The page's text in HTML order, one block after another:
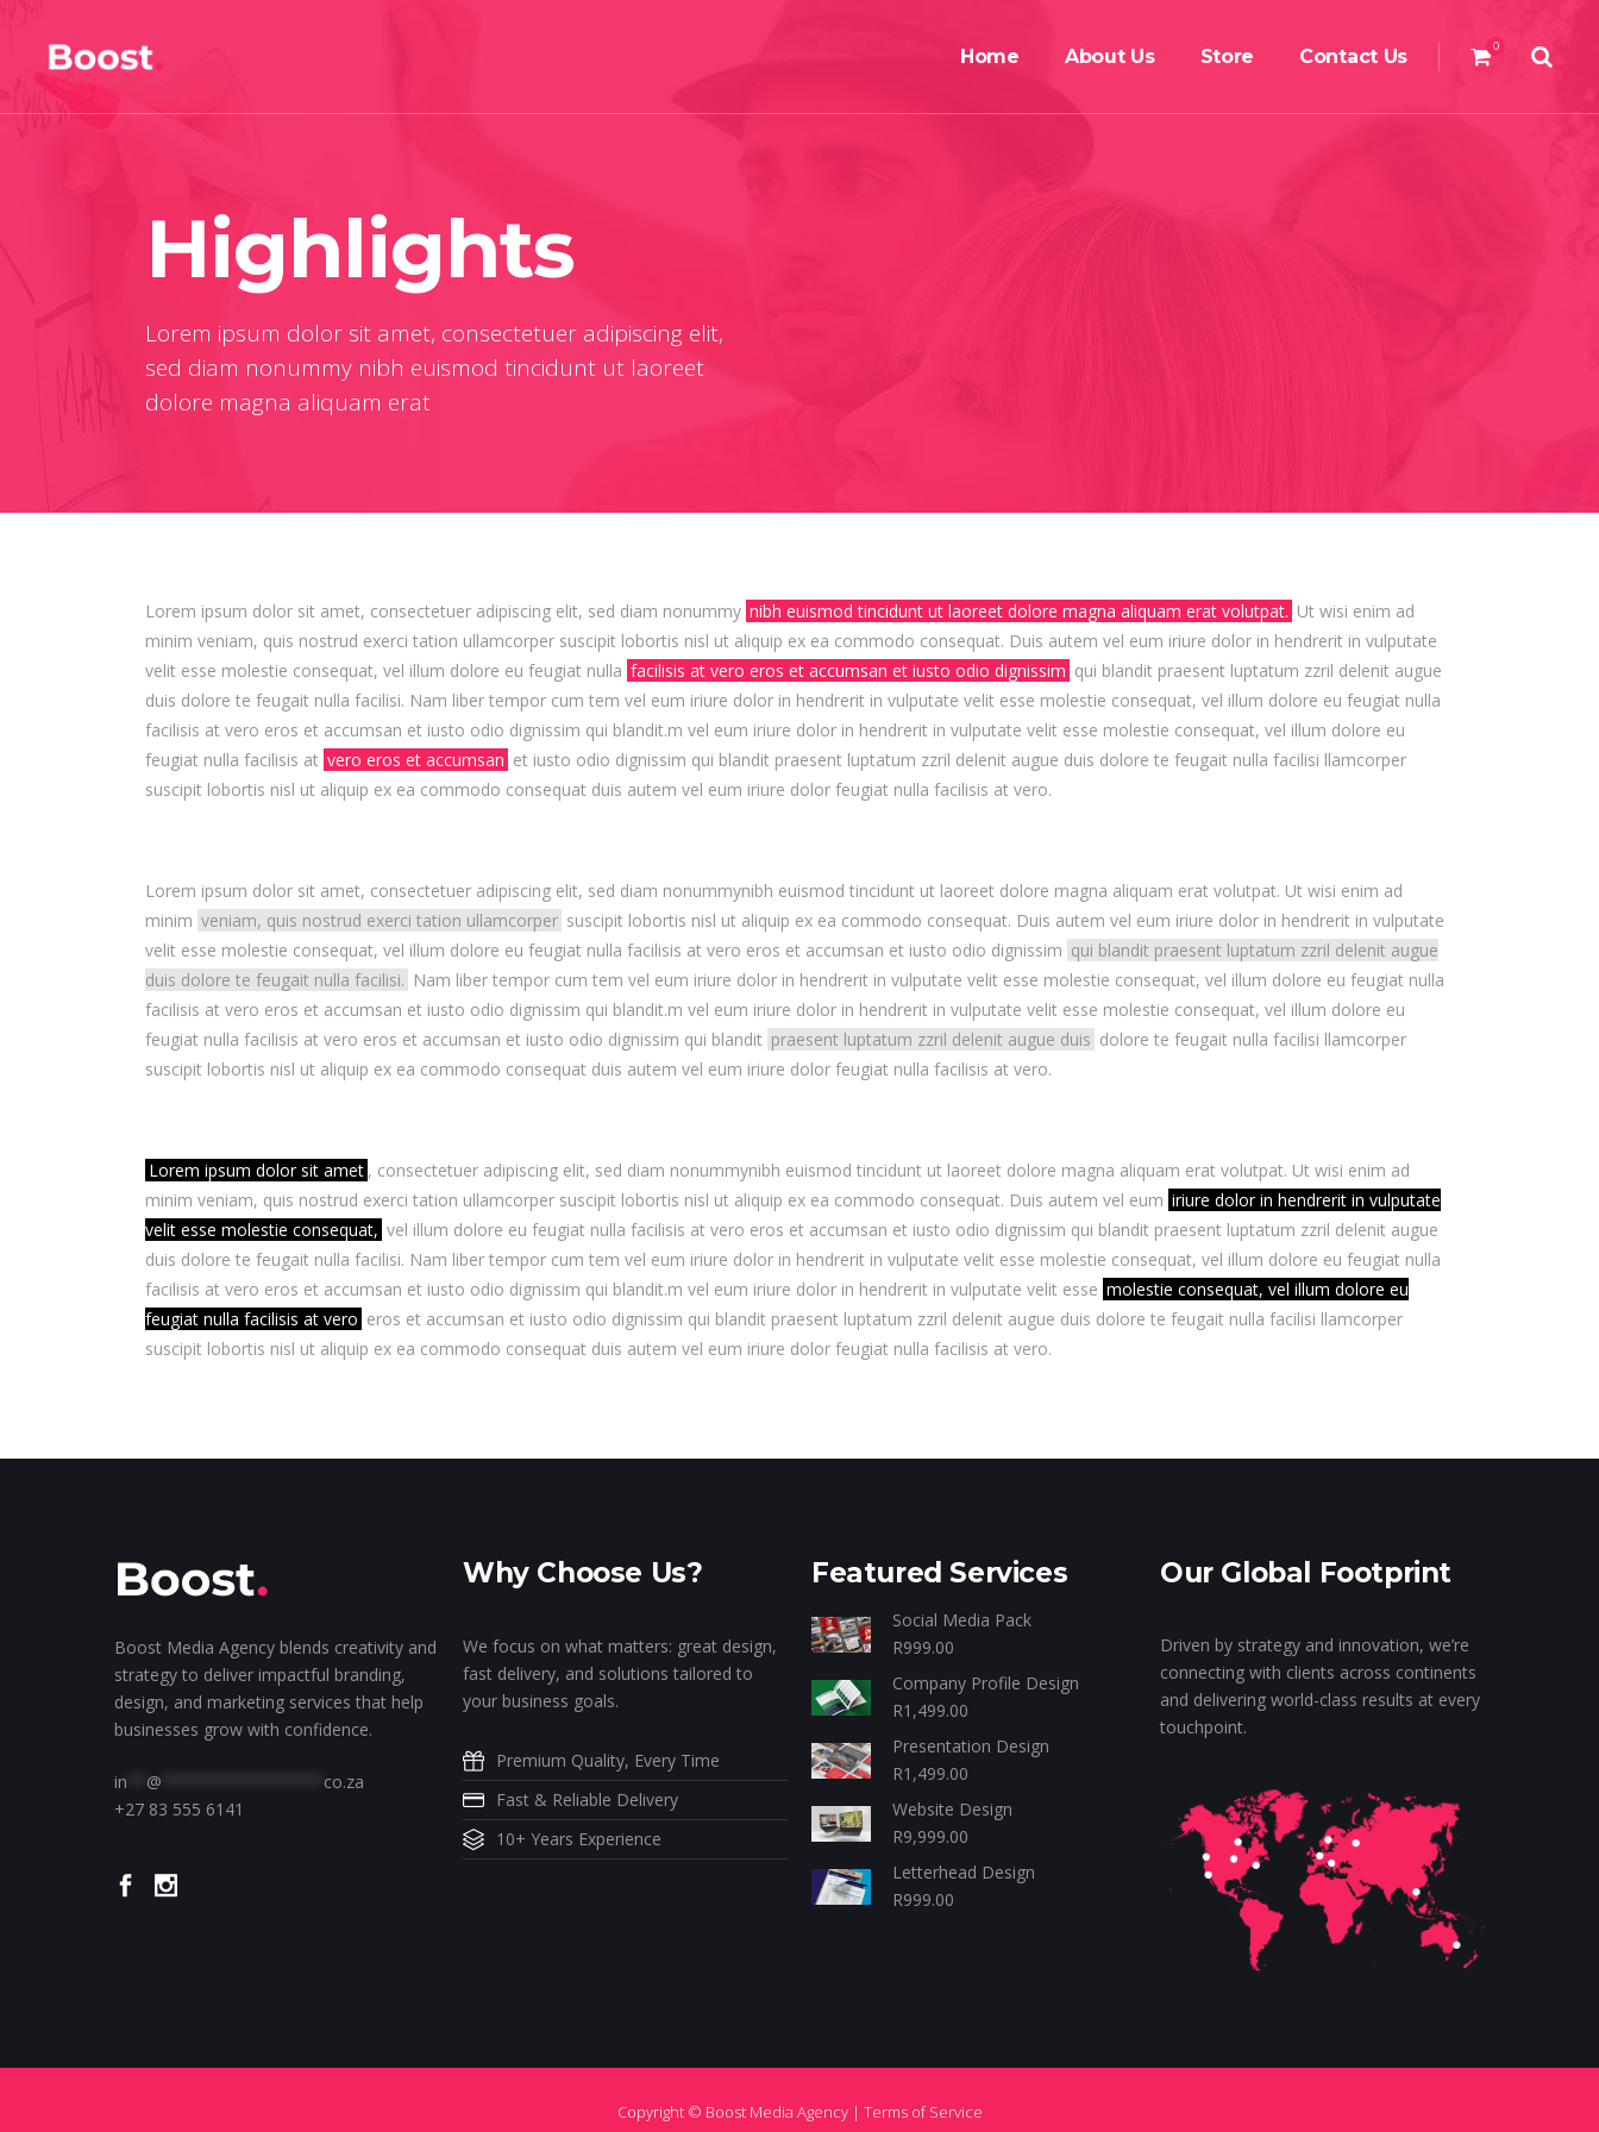
0
Home About Us Store Contact Us
Highlights
Lorem ipsum dolor sit amet, consectetuer adipiscing elit,
sed diam nonummy nibh euismod tincidunt ut laoreet
dolore magna aliquam erat
Lorem ipsum dolor sit amet, consectetuer adipiscing elit, sed diam nonummy nibh euismod tincidunt ut laoreet dolore magna aliquam erat volutpat. Ut wisi enim ad
minim veniam, quis nostrud exerci tation ullamcorper suscipit lobortis nisl ut aliquip ex ea commodo consequat. Duis autem vel eum iriure dolor in hendrerit in vulputate
velit esse molestie consequat, vel illum dolore eu feugiat nulla facilisis at vero eros et accumsan et iusto odio dignissim qui blandit praesent luptatum zzril delenit augue
duis dolore te feugait nulla facilisi. Nam liber tempor cum tem vel eum iriure dolor in hendrerit in vulputate velit esse molestie consequat, vel illum dolore eu feugiat nulla
facilisis at vero eros et accumsan et iusto odio dignissim qui blandit.m vel eum iriure dolor in hendrerit in vulputate velit esse molestie consequat, vel illum dolore eu
feugiat nulla facilisis at vero eros et accumsan et iusto odio dignissim qui blandit praesent luptatum zzril delenit augue duis dolore te feugait nulla facilisi llamcorper
suscipit lobortis nisl ut aliquip ex ea commodo consequat duis autem vel eum iriure dolor feugiat nulla facilisis at vero.
Lorem ipsum dolor sit amet, consectetuer adipiscing elit, sed diam nonummynibh euismod tincidunt ut laoreet dolore magna aliquam erat volutpat. Ut wisi enim ad
minim veniam, quis nostrud exerci tation ullamcorper suscipit lobortis nisl ut aliquip ex ea commodo consequat. Duis autem vel eum iriure dolor in hendrerit in vulputate
velit esse molestie consequat, vel illum dolore eu feugiat nulla facilisis at vero eros et accumsan et iusto odio dignissim qui blandit praesent luptatum zzril delenit augue
duis dolore te feugait nulla facilisi. Nam liber tempor cum tem vel eum iriure dolor in hendrerit in vulputate velit esse molestie consequat, vel illum dolore eu feugiat nulla
facilisis at vero eros et accumsan et iusto odio dignissim qui blandit.m vel eum iriure dolor in hendrerit in vulputate velit esse molestie consequat, vel illum dolore eu
feugiat nulla facilisis at vero eros et accumsan et iusto odio dignissim qui blandit praesent luptatum zzril delenit augue duis dolore te feugait nulla facilisi llamcorper
suscipit lobortis nisl ut aliquip ex ea commodo consequat duis autem vel eum iriure dolor feugiat nulla facilisis at vero.
Lorem ipsum dolor sit amet , consectetuer adipiscing elit, sed diam nonummynibh euismod tincidunt ut laoreet dolore magna aliquam erat volutpat. Ut wisi enim ad
minim veniam, quis nostrud exerci tation ullamcorper suscipit lobortis nisl ut aliquip ex ea commodo consequat. Duis autem vel eum iriure dolor in hendrerit in vulputate
velit esse molestie consequat, vel illum dolore eu feugiat nulla facilisis at vero eros et accumsan et iusto odio dignissim qui blandit praesent luptatum zzril delenit augue
duis dolore te feugait nulla facilisi. Nam liber tempor cum tem vel eum iriure dolor in hendrerit in vulputate velit esse molestie consequat, vel illum dolore eu feugiat nulla
facilisis at vero eros et accumsan et iusto odio dignissim qui blandit.m vel eum iriure dolor in hendrerit in vulputate velit esse molestie consequat, vel illum dolore eu
feugiat nulla facilisis at vero eros et accumsan et iusto odio dignissim qui blandit praesent luptatum zzril delenit augue duis dolore te feugait nulla facilisi llamcorper
suscipit lobortis nisl ut aliquip ex ea commodo consequat duis autem vel eum iriure dolor feugiat nulla facilisis at vero.
Boost Media Agency blends creativity and
strategy to deliver impactful branding,
design, and marketing services that help
businesses grow with confidence.
in @
co.za
+27 83 555 6141
Why Choose Us?
We focus on what matters: great design,
fast delivery, and solutions tailored to
your business goals.
Premium Quality, Every Time
Fast & Reliable Delivery
10+ Years Experience
Featured Services
Social Media Pack
R999.00
Company Profile Design
R1,499.00
Presentation Design
R1,499.00
Website Design
R9,999.00
Letterhead Design
R999.00
Our Global Footprint
Driven by strategy and innovation, we’re
connecting with clients across continents
and delivering world-class results at every
touchpoint.
Copyright © Boost Media Agency | Terms of Service